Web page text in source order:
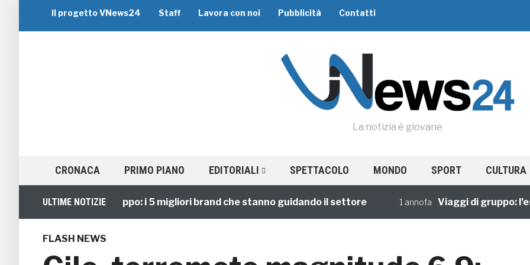
Il progetto VNews24 Staff Lavora con noi Pubblicità Contatti
La notizia è giovane
CRONACA PRIMO PIANO EDITORIALI SPETTACOLO MONDO SPORT CULTURA
ULTIME NOTIZIE
Viaggi di Gruppo: i 5 migliori brand che stanno guidando il settore 1 annofa Viaggi di gruppo:
FLASH NEWS